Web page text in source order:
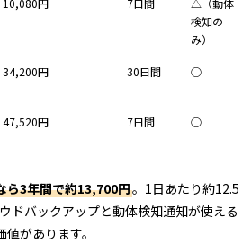
検知の
み）
34,200円 30日間 ○
47,520円 7日間 ○
3年間で約13,700円。1日あたり約12.5
ドバックアップと動体検知通知が使える
があります。